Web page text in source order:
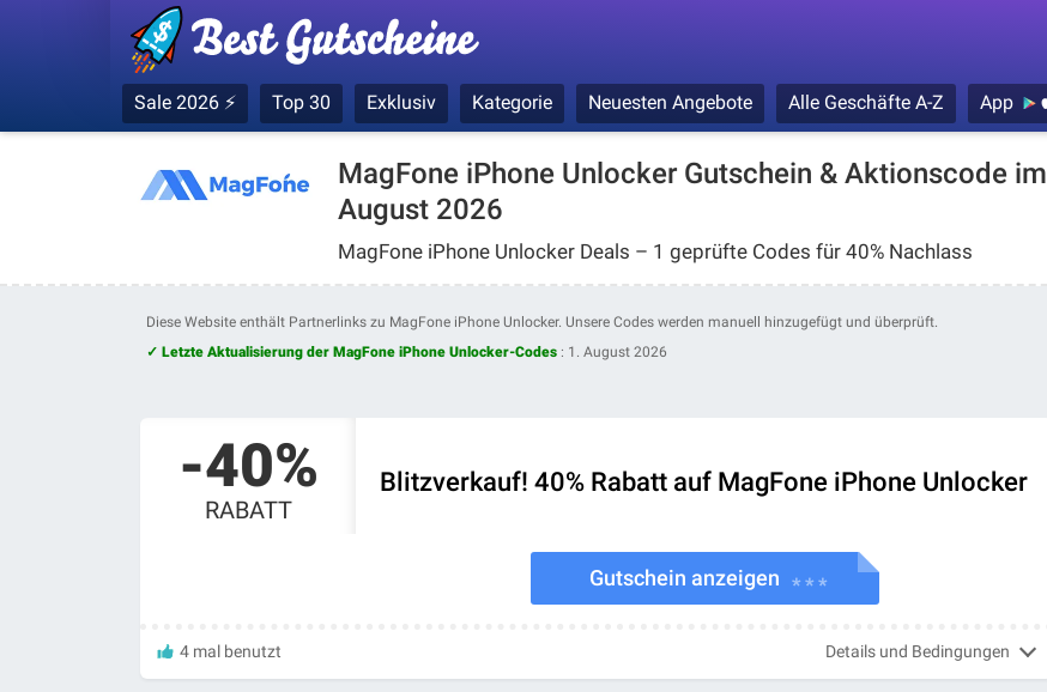
Sale 2026 ⚡ Top 30 Exklusiv Kategorie Neuesten Angebote Alle Geschäfte A-Z App
MagFone iPhone Unlocker Gutschein & Aktionscode im
August 2026
MagFone iPhone Unlocker Deals – 1 geprüfte Codes für 40% Nachlass
Diese Website enthält Partnerlinks zu MagFone iPhone Unlocker. Unsere Codes werden manuell hinzugefügt und überprüft.
✓ Letzte Aktualisierung der MagFone iPhone Unlocker-Codes : 1. August 2026
-40%
RABATT
Blitzverkauf! 40% Rabatt auf MagFone iPhone Unlocker
Gutschein anzeigen * * *
4 mal benutzt Details und Bedingungen